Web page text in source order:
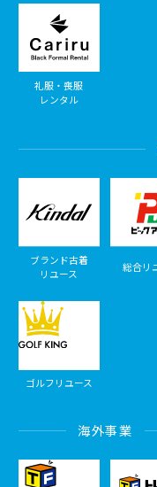
礼服・喪服
レンタル
ブランド古着
リユース
総合リ
ゴルフリユース
海外事業